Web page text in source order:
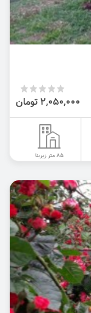
2,050,000 تومان
85 متر زیربنا